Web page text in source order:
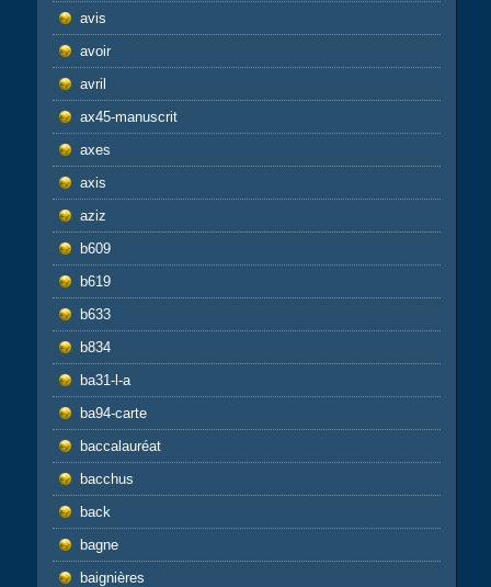
avis
avoir
avril
ax45-manuscrit
axes
axis
aziz
b609
b619
b633
b834
ba31-l-a
ba94-carte
baccalauréat
bacchus
back
bagne
baignières